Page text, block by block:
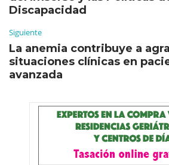
Discapacidad
Siguiente
La anemia contribuye a
situaciones clínicas en
avanzada